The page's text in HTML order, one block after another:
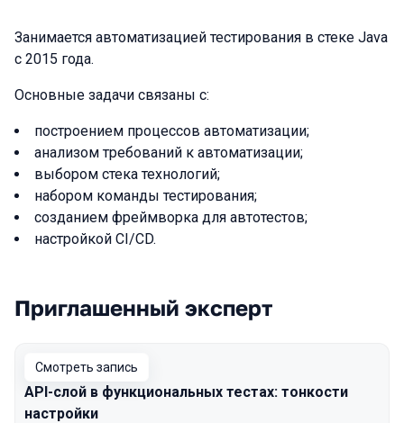
Занимается автоматизацией тестирования в стеке Java
с 2015 года.
Основные задачи связаны с:
построением процессов автоматизации;
анализом требований к автоматизации;
выбором стека технологий;
набором команды тестирования;
созданием фреймворка для автотестов;
настройкой CI/CD.
Выступления в сезоне 2023 Autumn
Приглашенный эксперт
Смотреть запись
API-слой в функциональных тестах: тонкости
настройки